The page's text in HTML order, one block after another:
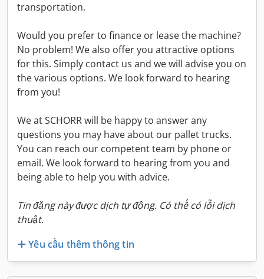
transportation.
Would you prefer to finance or lease the machine?
No problem! We also offer you attractive options
for this. Simply contact us and we will advise you on
the various options. We look forward to hearing
from you!
We at SCHORR will be happy to answer any
questions you may have about our pallet trucks.
You can reach our competent team by phone or
email. We look forward to hearing from you and
being able to help you with advice.
Tin đăng này được dịch tự động. Có thể có lỗi dịch
thuật.
Yêu cầu thêm thông tin